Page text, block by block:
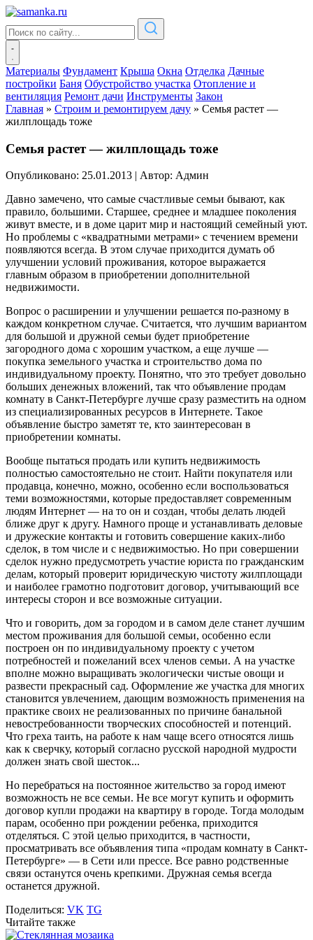
Материалы Фундамент Крыша Окна Отделка Дачные
постройки Баня Обустройство участка Отопление и
вентиляция Ремонт дачи Инструменты Закон
Главная » Строим и ремонтируем дачу » Семья растет —
жилплощадь тоже
Семья растет — жилплощадь тоже
Опубликовано: 25.01.2013 | Автор: Админ
Давно замечено, что самые счастливые семьи бывают, как
правило, большими. Старшее, среднее и младшее поколения
живут вместе, и в доме царит мир и настоящий семейный уют.
Но проблемы с «квадратными метрами» с течением времени
появляются всегда. В этом случае приходится думать об
улучшении условий проживания, которое выражается
главным образом в приобретении дополнительной
недвижимости.
Вопрос о расширении и улучшении решается по-разному в
каждом конкретном случае. Считается, что лучшим вариантом
для большой и дружной семьи будет приобретение
загородного дома с хорошим участком, а еще лучше —
покупка земельного участка и строительство дома по
индивидуальному проекту. Понятно, что это требует довольно
больших денежных вложений, так что объявление продам
комнату в Санкт-Петербурге лучше сразу разместить на одном
из специализированных ресурсов в Интернете. Такое
объявление быстро заметят те, кто заинтересован в
приобретении комнаты.
Вообще пытаться продать или купить недвижимость
полностью самостоятельно не стоит. Найти покупателя или
продавца, конечно, можно, особенно если воспользоваться
теми возможностями, которые предоставляет современным
людям Интернет — на то он и создан, чтобы делать людей
ближе друг к другу. Намного проще и устанавливать деловые
и дружеские контакты и готовить совершение каких-либо
сделок, в том числе и с недвижимостью. Но при совершении
сделок нужно предусмотреть участие юриста по гражданским
делам, который проверит юридическую чистоту жилплощади
и наиболее грамотно подготовит договор, учитывающий все
интересы сторон и все возможные ситуации.
Что и говорить, дом за городом и в самом деле станет лучшим
местом проживания для большой семьи, особенно если
построен он по индивидуальному проекту с учетом
потребностей и пожеланий всех членов семьи. А на участке
вполне можно выращивать экологически чистые овощи и
развести прекрасный сад. Оформление же участка для многих
становится увлечением, дающим возможность применения на
практике своих не реализованных по причине банальной
невостребованности творческих способностей и потенций.
Что греха таить, на работе к нам чаще всего относятся лишь
как к сверчку, который согласно русской народной мудрости
должен знать свой шесток...
Но перебраться на постоянное жительство за город имеют
возможность не все семьи. Не все могут купить и оформить
договор купли продажи на квартиру в городе. Тогда молодым
парам, особенно при рождении ребенка, приходится
отделяться. С этой целью приходится, в частности,
просматривать все объявления типа «продам комнату в Санкт-
Петербурге» — в Сети или прессе. Все равно родственные
связи останутся очень крепкими. Дружная семья всегда
останется дружной.
Поделиться: VK TG
Читайте также